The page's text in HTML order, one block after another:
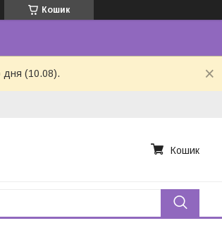
Кошик
дня (10.08).
Кошик